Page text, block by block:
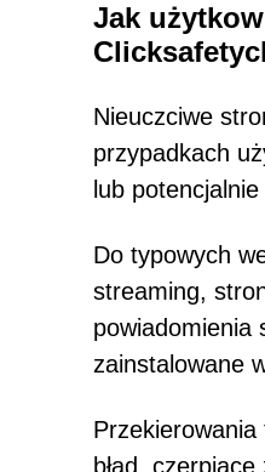
Jak
Nieuczciwe
przypadkach
lub
Do typowych
streaming,
powiadomienia
zainstalowane
błąd,